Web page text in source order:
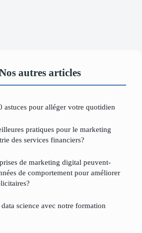
autres articles
astuces pour alléger votre quotidien
pratiques pour le marketing
des services financiers?
de marketing digital peuvent-
de comportement pour améliorer
science avec notre formation